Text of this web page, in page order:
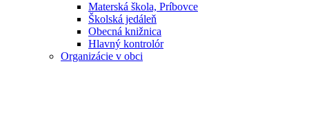
Materská škola, Príbovce
Školská jedáleň
Obecná knižnica
Hlavný kontrolór
Organizácie v obci